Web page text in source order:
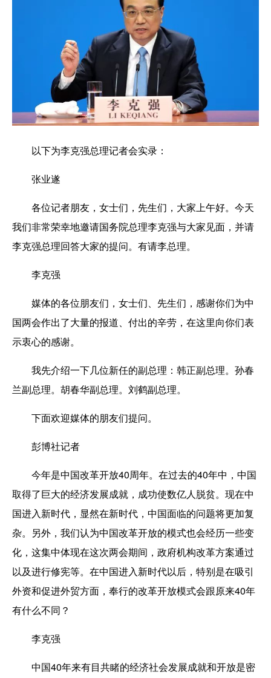
以下为李克强总理记者会实录：
张业遂
各位记者朋友，女士们，先生们，大家上午好。今天
我们非常荣幸地邀请国务院总理李克强与大家见面，并请
李克强总理回答大家的提问。有请李总理。
李克强
媒体的各位朋友们，女士们、先生们，感谢你们为中
国两会作出了大量的报道、付出的辛劳，在这里向你们表
示衷心的感谢。
我先介绍一下几位新任的副总理：韩正副总理。孙春
兰副总理。胡春华副总理。刘鹤副总理。
下面欢迎媒体的朋友们提问。
彭博社记者
今年是中国改革开放40周年。在过去的40年中，中国
取得了巨大的经济发展成就，成功使数亿人脱贫。现在中
国进入新时代，显然在新时代，中国面临的问题将更加复
杂。另外，我们认为中国改革开放的模式也会经历一些变
化，这集中体现在这次两会期间，政府机构改革方案通过
以及进行修宪等。在中国进入新时代以后，特别是在吸引
外资和促进外贸方面，奉行的改革开放模式会跟原来40年
有什么不同？
李克强
中国40年来有目共睹的经济社会发展成就和开放是密